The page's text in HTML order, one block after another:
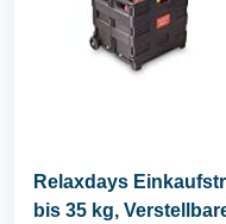
Relaxdays
bis 35 kg,